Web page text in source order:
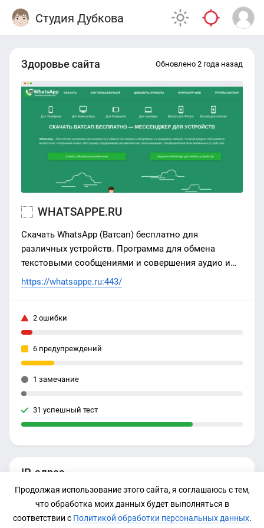
Студия Дубкова
IP-адрес
Нет данных
Здоровье сайта Обновлено 2 года назад
WHATSAPPE.RU
Скачать WhatsApp (Ватсап) бесплатно для
различных устройств. Программа для обмена
текстовыми сообщениями и совершения аудио и
видео звонков. Неофициальный фан-сайт.
https://whatsappe.ru:443/
2 ошибки
6 предупреждений
1 замечание
31 успешный тест
Продолжая использование этого сайта, я соглашаюсь с тем,
что обработка моих данных будет выполняться в
соответствии с Политикой обработки персональных данных.